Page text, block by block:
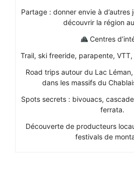
Partage : donner envie à
découvrir la région
Centres
Trail, ski freeride, parapente,
Road trips autour du Lac
dans les massifs du
Spots secrets : bivouacs,
ferrata.
Découverte de producteurs
festivals de